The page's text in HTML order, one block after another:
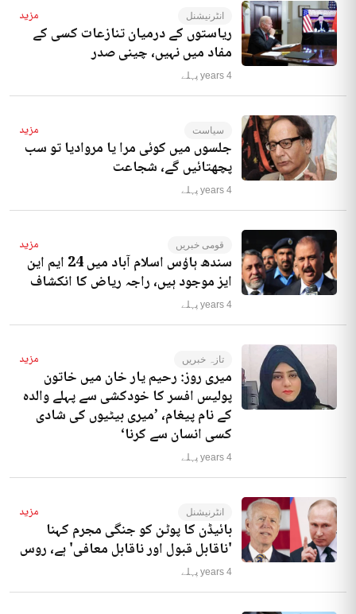
انٹرنیشنل مزید
ریاستوں کے درمیان تنازعات کسی کے
مفاد میں نہیں، چینی صدر
4 years پہلے
سیاست مزید
جلسوں میں کوئی مرا یا مروادیا تو سب
پچھتائیں گے، شجاعت
4 years پہلے
قومی خبریں مزید
سندھ ہاؤس اسلام آباد میں 24 ایم این
ایز موجود ہیں، راجہ ریاض کا انکشاف
4 years پہلے
تازہ خبریں مزید
میری روز: رحیم یار خان میں خاتون
پولیس افسر کا خودکشی سے پہلے والدہ
کے نام پیغام، ’میری بیٹیوں کی شادی
کسی انسان سے کرنا‘
4 years پہلے
انٹرنیشنل مزید
بائیڈن کا پوٹن کو جنگی مجرم کہنا
'ناقابل قبول اور ناقابل معافی' ہے، روس
4 years پہلے